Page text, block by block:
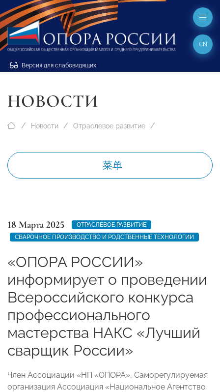
Версия для слабовидящих
CN
НОВОСТИ
Новости Отраслевое развитие
菜单
18 Марта 2025
ОТРАСЛЕВОЕ РАЗВИТИЕ
СВАРОЧНОЕ ПРОИЗВОДСТВО И РОДСТВЕННЫЕ ТЕХНОЛОГИИ
«ОПОРА РОССИИ»
информирует о проведении
Всероссийского конкурса
профессионального
мастерства НАКС «Лучший
сварщик России»
Член Ассоциации «НП «ОПОРА», Саморегулируемая
организация Ассоциация «Национальное Агентство